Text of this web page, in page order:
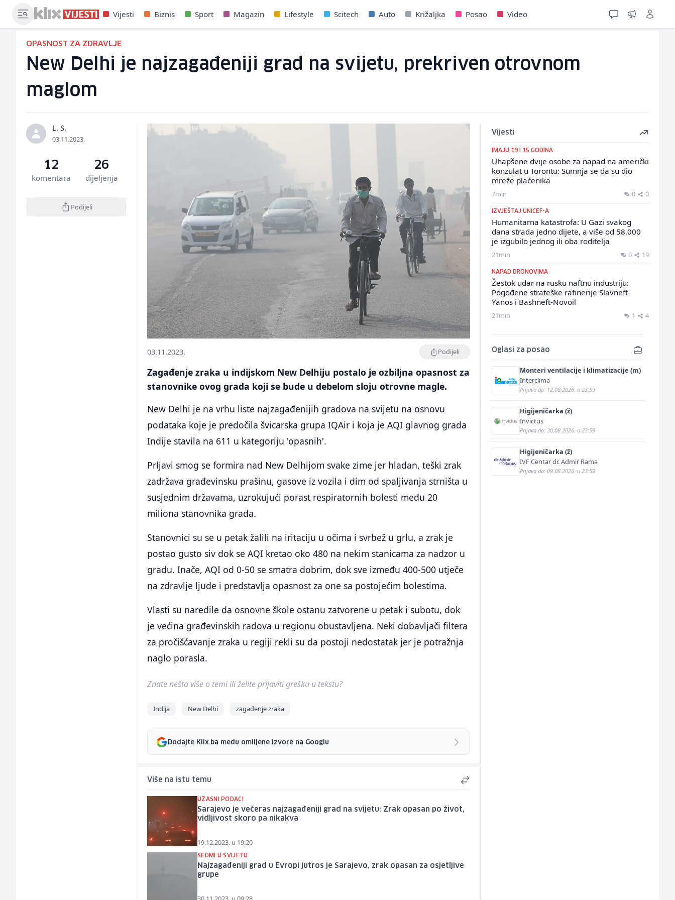
Vijesti Biznis Sport Magazin Lifestyle Scitech Auto Križaljka Posao Video
OPASNOST ZA ZDRAVLJE
New Delhi je najzagađeniji grad na svijetu, prekriven otrovnom
maglom
L. S.
03.11.2023.
12
komentara
26
dijeljenja
Podijeli
03.11.2023. Podijeli
Zagađenje zraka u indijskom New Delhiju postalo je ozbiljna opasnost za
stanovnike ovog grada koji se bude u debelom sloju otrovne magle.
New Delhi je na vrhu liste najzagađenijih gradova na svijetu na osnovu
podataka koje je predočila švicarska grupa IQAir i koja je AQI glavnog grada
Indije stavila na 611 u kategoriju 'opasnih'.
Prljavi smog se formira nad New Delhijom svake zime jer hladan, teški zrak
zadržava građevinsku prašinu, gasove iz vozila i dim od spaljivanja strništa u
susjednim državama, uzrokujući porast respiratornih bolesti među 20
miliona stanovnika grada.
Stanovnici su se u petak žalili na iritaciju u očima i svrbež u grlu, a zrak je
postao gusto siv dok se AQI kretao oko 480 na nekim stanicama za nadzor u
gradu. Inače, AQI od 0-50 se smatra dobrim, dok sve između 400-500 utječe
na zdravlje ljude i predstavlja opasnost za one sa postojećim bolestima.
Vlasti su naredile da osnovne škole ostanu zatvorene u petak i subotu, dok
je većina građevinskih radova u regionu obustavljena. Neki dobavljači filtera
za pročišćavanje zraka u regiji rekli su da postoji nedostatak jer je potražnja
naglo porasla.
Znate nešto više o temi ili želite prijaviti grešku u tekstu?
Indija New Delhi zagađenje zraka
Dodajte Klix.ba među omiljene izvore na Googlu
Više na istu temu
UŽASNI PODACI
Sarajevo je večeras najzagađeniji grad na svijetu: Zrak opasan po život,
vidljivost skoro pa nikakva
19.12.2023. u 19:20
SEDMI U SVIJETU
Najzagađeniji grad u Evropi jutros je Sarajevo, zrak opasan za osjetljive
grupe
Vijesti
IMAJU 19 I 15 GODINA
Uhapšene dvije osobe za napad na američki
konzulat u Torontu: Sumnja se da su dio
mreže plaćenika
7min 0 0
IZVJEŠTAJ UNICEF-A
Humanitarna katastrofa: U Gazi svakog
dana strada jedno dijete, a više od 58.000
je izgubilo jednog ili oba roditelja
21min 0 19
NAPAD DRONOVIMA
Žestok udar na rusku naftnu industriju:
Pogođene strateške rafinerije Slavneft-
Yanos i Bashneft-Novoil
21min 1 4
Oglasi za posao
Monteri ventilacije i klimatizacije (m)
Interclima
Prijava do: 12.08.2026. u 23:59
Higijeničarka (ž)
Invictus
Prijava do: 30.08.2026. u 23:59
Higijeničarka (ž)
IVF Centar dr. Admir Rama
Prijava do: 09.08.2026. u 23:59